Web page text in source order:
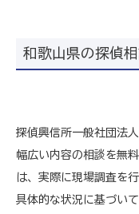
和歌山県の探偵
探偵興信所一般社団法
幅広い内容の相談を無
は、実際に現場調査を
具体的な状況に基づい